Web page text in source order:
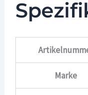
Marke